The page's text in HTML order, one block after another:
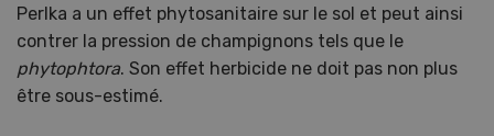
Perlka a un effet phytosanitaire sur le sol et peut ainsi
contrer la pression de champignons tels que le
phytophtora. Son effet herbicide ne doit pas non plus
être sous-estimé.